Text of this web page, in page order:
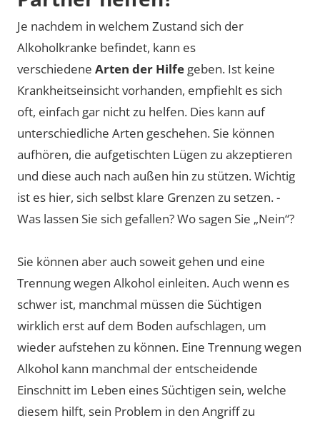
Je nachdem in welchem Zustand sich der
Alkoholkranke befindet, kann es
verschiedene Arten der Hilfe geben. Ist keine
Krankheitseinsicht vorhanden, empfiehlt es sich
oft, einfach gar nicht zu helfen. Dies kann auf
unterschiedliche Arten geschehen. Sie können
aufhören, die aufgetischten Lügen zu akzeptieren
und diese auch nach außen hin zu stützen. Wichtig
ist es hier, sich selbst klare Grenzen zu setzen. -
Was lassen Sie sich gefallen? Wo sagen Sie „Nein“?
Sie können aber auch soweit gehen und eine
Trennung wegen Alkohol einleiten. Auch wenn es
schwer ist, manchmal müssen die Süchtigen
wirklich erst auf dem Boden aufschlagen, um
wieder aufstehen zu können. Eine Trennung wegen
Alkohol kann manchmal der entscheidende
Einschnitt im Leben eines Süchtigen sein, welche
diesem hilft, sein Problem in den Angriff zu